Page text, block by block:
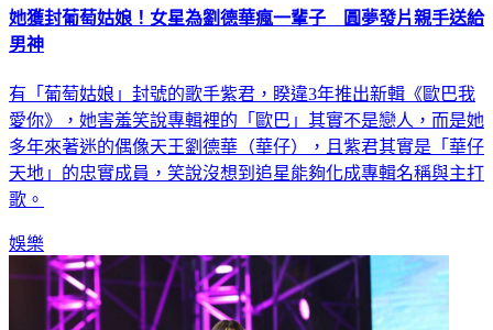
她獲封葡萄姑娘！女星為劉德華瘋一輩子 圓夢發片親手送給
男神
有「葡萄姑娘」封號的歌手紫君，睽違3年推出新輯《歐巴我
愛你》，她害羞笑說專輯裡的「歐巴」其實不是戀人，而是她
多年來著迷的偶像天王劉德華（華仔），且紫君其實是「華仔
天地」的忠實成員，笑說沒想到追星能夠化成專輯名稱與主打
歌。
娛樂